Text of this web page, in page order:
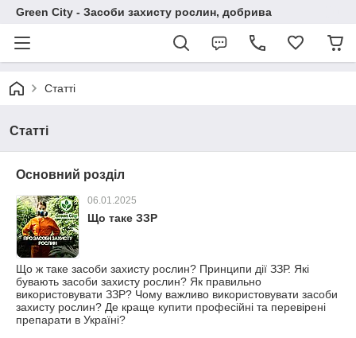
Green City - Засоби захисту рослин, добрива
Статті
Статті
Основний розділ
06.01.2025
Що таке ЗЗР
Що ж таке засоби захисту рослин? Принципи дії ЗЗР. Які
бувають засоби захисту рослин? Як правильно
використовувати ЗЗР? Чому важливо використовувати засоби
захисту рослин? Де краще купити професійні та перевірені
препарати в Україні?